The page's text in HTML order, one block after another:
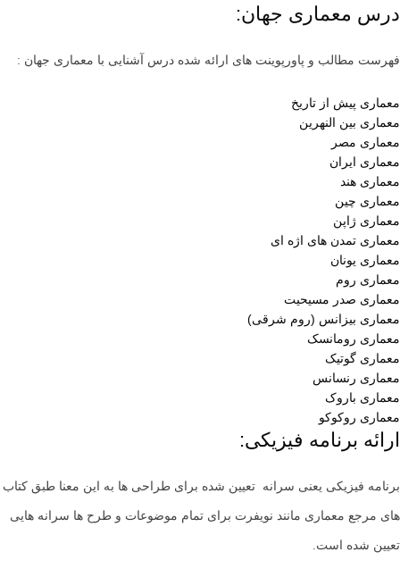
درس معماری جهان:
فهرست مطالب و پاورپوینت های ارائه شده درس آشنایی با معماری جهان :
معماری پیش از تاریخ
معماری بین النهرین
معماری مصر
معماری ایران
معماری هند
معماری چین
معماری ژاپن
معماری تمدن های اژه ای
معماری یونان
معماری روم
معماری صدر مسیحیت
معماری بیزانس (روم شرقی)
معماری رومانسک
معماری گوتیک
معماری رنسانس
معماری باروک
معماری روکوکو
ارائه برنامه فیزیکی:
برنامه فیزیکی یعنی سرانه تعیین شده برای طراحی ها به این معنا طبق کتاب
های مرجع معماری مانند نویفرت برای تمام موضوعات و طرح ها سرانه هایی
تعیین شده است.